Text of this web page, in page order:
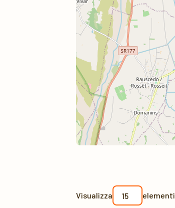
Visualizza elementi